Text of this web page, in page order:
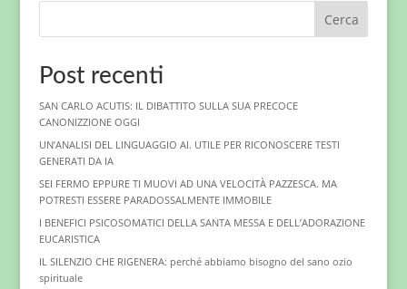
Cerca
Post recenti
SAN CARLO ACUTIS: IL DIBATTITO SULLA SUA PRECOCE
CANONIZZIONE OGGI
UN’ANALISI DEL LINGUAGGIO AI. UTILE PER RICONOSCERE TESTI
GENERATI DA IA
SEI FERMO EPPURE TI MUOVI AD UNA VELOCITÀ PAZZESCA. MA
POTRESTI ESSERE PARADOSSALMENTE IMMOBILE
I BENEFICI PSICOSOMATICI DELLA SANTA MESSA E DELL’ADORAZIONE
EUCARISTICA
IL SILENZIO CHE RIGENERA: perché abbiamo bisogno del sano ozio
spirituale